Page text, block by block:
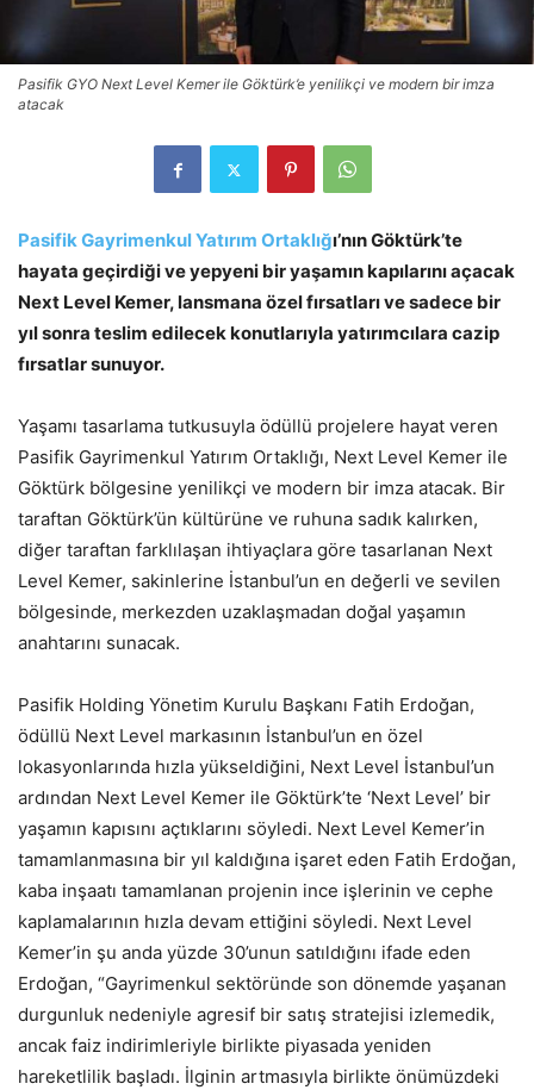
Pasifik GYO Next Level Kemer ile Göktürk’e yenilikçi ve modern bir imza
atacak
Pasifik Gayrimenkul Yatırım Ortaklığı’nın Göktürk’te
hayata geçirdiği ve yepyeni bir yaşamın kapılarını açacak
Next Level Kemer, lansmana özel fırsatları ve sadece bir
yıl sonra teslim edilecek konutlarıyla yatırımcılara cazip
fırsatlar sunuyor.
Yaşamı tasarlama tutkusuyla ödüllü projelere hayat veren
Pasifik Gayrimenkul Yatırım Ortaklığı, Next Level Kemer ile
Göktürk bölgesine yenilikçi ve modern bir imza atacak. Bir
taraftan Göktürk’ün kültürüne ve ruhuna sadık kalırken,
diğer taraftan farklılaşan ihtiyaçlara göre tasarlanan Next
Level Kemer, sakinlerine İstanbul’un en değerli ve sevilen
bölgesinde, merkezden uzaklaşmadan doğal yaşamın
anahtarını sunacak.
Pasifik Holding Yönetim Kurulu Başkanı Fatih Erdoğan,
ödüllü Next Level markasının İstanbul’un en özel
lokasyonlarında hızla yükseldiğini, Next Level İstanbul’un
ardından Next Level Kemer ile Göktürk’te ‘Next Level’ bir
yaşamın kapısını açtıklarını söyledi. Next Level Kemer’in
tamamlanmasına bir yıl kaldığına işaret eden Fatih Erdoğan,
kaba inşaatı tamamlanan projenin ince işlerinin ve cephe
kaplamalarının hızla devam ettiğini söyledi. Next Level
Kemer’in şu anda yüzde 30’unun satıldığını ifade eden
Erdoğan, “Gayrimenkul sektöründe son dönemde yaşanan
durgunluk nedeniyle agresif bir satış stratejisi izlemedik,
ancak faiz indirimleriyle birlikte piyasada yeniden
hareketlilik başladı. İlginin artmasıyla birlikte önümüzdeki